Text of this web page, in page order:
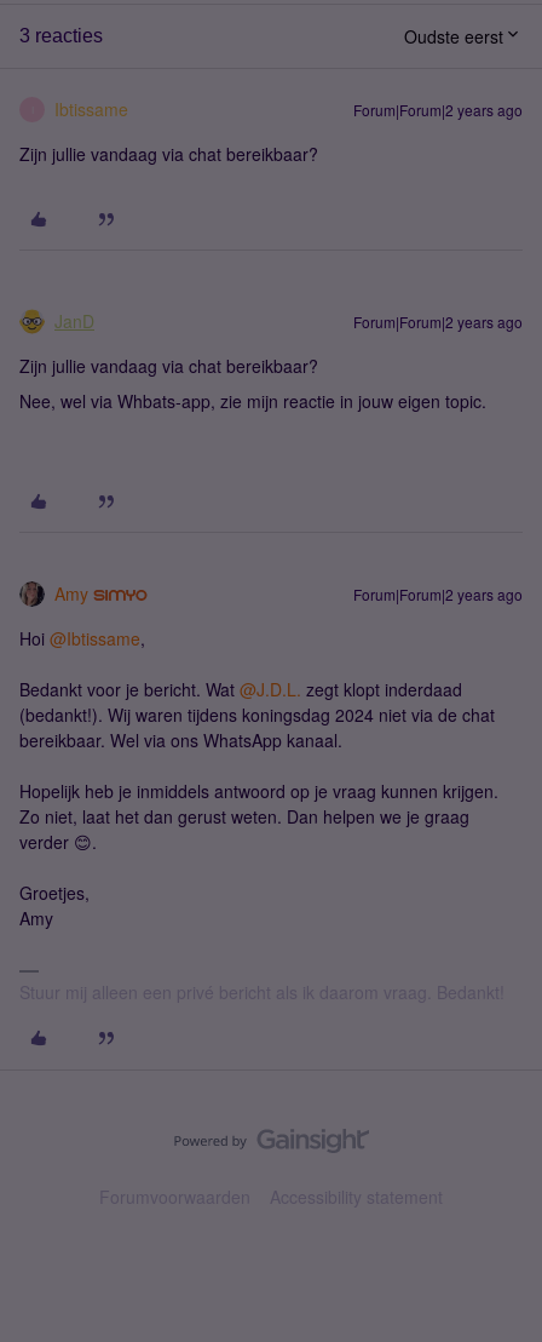
3 reacties Oudste eerst
Ibtissame Forum|Forum|2 years ago
Zijn jullie vandaag via chat bereikbaar?
JanD Forum|Forum|2 years ago
Zijn jullie vandaag via chat bereikbaar?
Nee, wel via Whbats-app, zie mijn reactie in jouw eigen topic.
Amy Forum|Forum|2 years ago
Hoi @Ibtissame,
Bedankt voor je bericht. Wat @J.D.L. zegt klopt inderdaad
(bedankt!). Wij waren tijdens koningsdag 2024 niet via de chat
bereikbaar. Wel via ons WhatsApp kanaal.
Hopelijk heb je inmiddels antwoord op je vraag kunnen krijgen.
Zo niet, laat het dan gerust weten. Dan helpen we je graag
verder 😊.
Groetjes,
Amy
Stuur mij alleen een privé bericht als ik daarom vraag. Bedankt!
Forumvoorwaarden Accessibility statement